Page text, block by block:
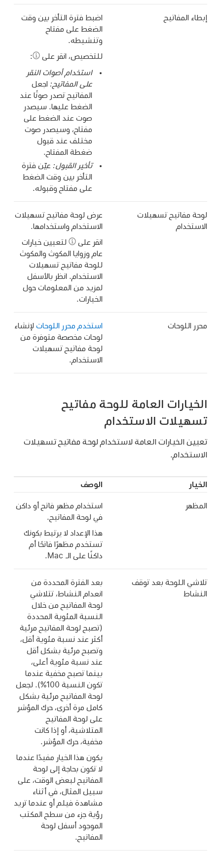
إبطاء المفاتيح
اضبط فترة التأخر بين وقت
الضغط على مفتاح
وتنشيطه.
للتخصيص، انقر على :
استخدام أصوات النقر
على المفاتيح: اجعل
المفاتيح تصدر صوتًا عند
الضغط عليها. سيصدر
صوت عند الضغط على
مفتاح، وسيصدر صوت
مختلف عند قبول
ضغطة المفتاح.
تأخير القبول: عيّن فترة
التأخر بين وقت الضغط
على مفتاح وقبوله.
لوحة مفاتيح تسهيلات
الاستخدام
عرض لوحة مفاتيح تسهيلات
الاستخدام واستخدامها.
انقر على
لتعيين خيارات
عام وزوايا المكوث والمكوث
للوحة مفاتيح تسهيلات
الاستخدام. انظر بالأسفل
لمزيد من المعلومات حول
الخيارات.
محرر اللوحات استخدم محرر اللوحاتلإنشاء
لوحات مخصصة متوفرة من
لوحة مفاتيح تسهيلات
الاستخدام.
الخيارات العامة للوحة مفاتيح
تسهيلات الاستخدام
تعيين الخيارات العامة لاستخدام لوحة مفاتيح تسهيلات
الاستخدام.
الخيار الوصف
المظهر
استخدام مظهر فاتح أو داكن
في لوحة المفاتيح.
هذا الإعداد لا يرتبط بكونك
تستخدم مظهرًا فاتحًا أم
داكنًا على الـ Mac.
تلاشي اللوحة بعد توقف
النشاط
بعد الفترة المحددة من
انعدام النشاط، تتلاشي
لوحة المفاتيح من خلال
النسبة المئوية المحددة
(تصبح لوحة المفاتيح مرئية
أكثر عند نسبة مئوية أقل،
وتصبح مرئية بشكل أقل
عند نسبة مئوية أعلى،
بينما تصبح مخفية عندما
تكون النسبة 100%). لجعل
لوحة المفاتيح مرئية بشكل
كامل مرة أخرى، حرك المؤشر
على لوحة المفاتيح
المتلاشية، أو إذا كانت
مخفية، حرك المؤشر.
يكون هذا الخيار مفيدًا عندما
لا تكون بحاجة إلى لوحة
المفاتيح لبعض الوقت، على
سبيل المثال، في أثناء
مشاهدة فيلم أو عندما تريد
رؤية جزء من سطح المكتب
الموجود أسفل لوحة
المفاتيح.